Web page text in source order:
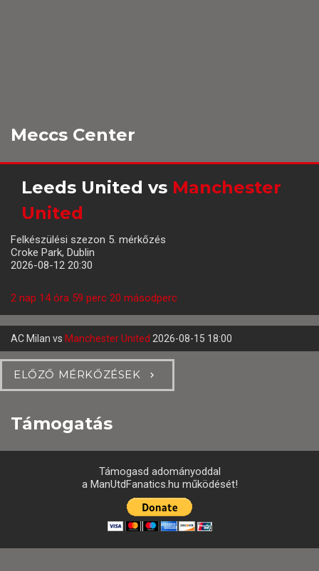
Meccs Center
Leeds United vs Manchester
United
Felkészülési szezon 5. mérkőzés
Croke Park, Dublin
2026-08-12 20:30
2 nap 14 óra 59 perc 19 másodperc
AC Milan vs Manchester United 2026-08-15 18:00
ELŐZŐ MÉRKŐZÉSEK
Támogatás
Támogasd adományoddal
a ManUtdFanatics.hu működését!